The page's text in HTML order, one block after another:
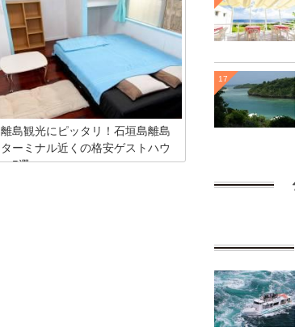
ビングを思い浮かべる人が多いでしょ
う。ですが、実はシュノーケリングでも
美しいサンゴ礁とカラフルな熱帯魚を楽
しめるスポットがあります。今回は石垣
島のオススメシュノーケリングスポット
を5つ、ご紹介します。
離島観光にピッタリ！石垣島離島
ターミナル近くの格安ゲストハウ
ス5選
17